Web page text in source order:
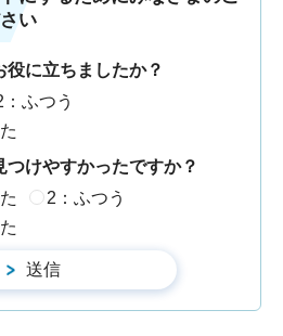
い
役に立ちましたか？
：ふつう
つけやすかったですか？
2：ふつう